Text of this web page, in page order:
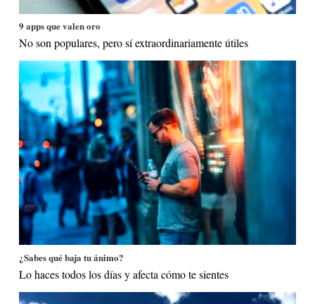
9 apps que valen oro
No son populares, pero sí extraordinariamente útiles
¿Sabes qué baja tu ánimo?
Lo haces todos los días y afecta cómo te sientes